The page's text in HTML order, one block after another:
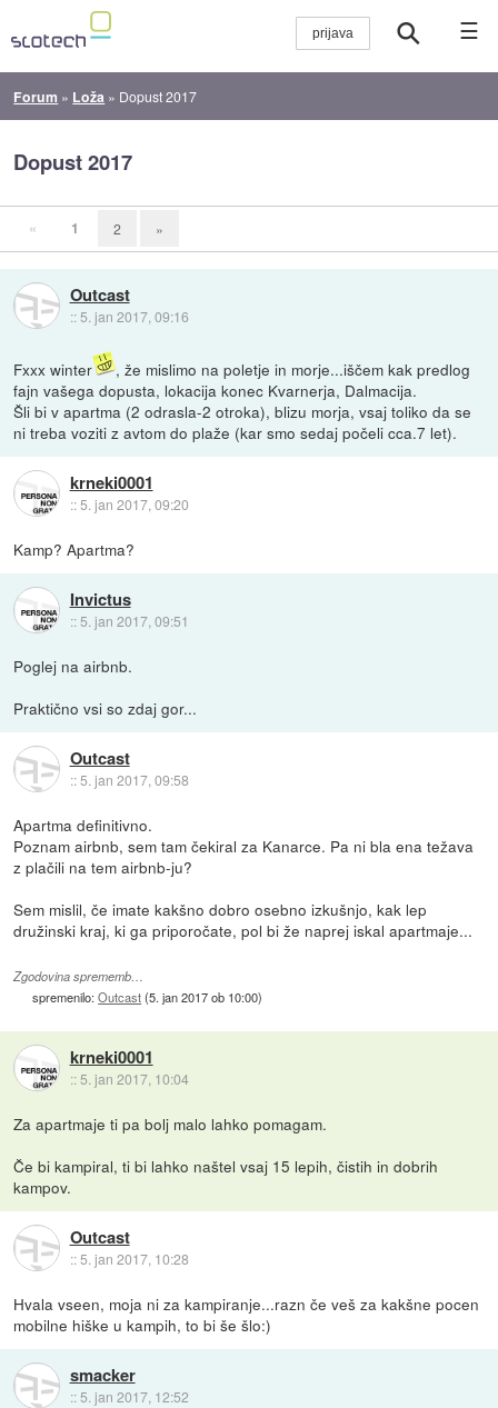
☰
Forum » Loža » Dopust 2017
Dopust 2017
« 1 2 »
Outcast
:: 5. jan 2017, 09:16
Fxxx winter
, že mislimo na poletje in morje...iščem kak predlog
fajn vašega dopusta, lokacija konec Kvarnerja, Dalmacija.
Šli bi v apartma (2 odrasla-2 otroka), blizu morja, vsaj toliko da se
ni treba voziti z avtom do plaže (kar smo sedaj počeli cca.7 let).
krneki0001
::5. jan 2017, 09:20
Kamp? Apartma?
Invictus
:: 5. jan 2017, 09:51
Poglej na airbnb.
Praktično vsi so zdaj gor...
Outcast
::5. jan 2017, 09:58
Apartma definitivno.
Poznam airbnb, sem tam čekiral za Kanarce. Pa ni bla ena težava
z plačili na tem airbnb-ju?
Sem mislil, če imate kakšno dobro osebno izkušnjo, kak lep
družinski kraj, ki ga priporočate, pol bi že naprej iskal apartmaje...
Zgodovina sprememb…
spremenilo:Outcast(5. jan 2017 ob 10:00)
krneki0001
:: 5. jan 2017, 10:04
Za apartmaje ti pa bolj malo lahko pomagam.
Če bi kampiral, ti bi lahko naštel vsaj 15 lepih, čistih in dobrih
kampov.
Outcast
::5. jan 2017, 10:28
Hvala vseen, moja ni za kampiranje...razn če veš za kakšne pocen
mobilne hiške u kampih, to bi še šlo:)
smacker
:: 5. jan 2017, 12:52